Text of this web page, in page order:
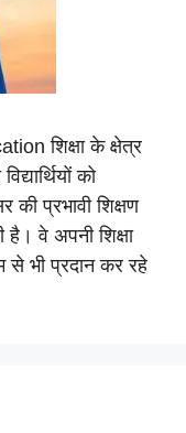
शिक्षा के क्षेत्र
को
की प्रभावी शिक्षण
है। वे अपनी शिक्षा
से भी प्रदान कर रहे